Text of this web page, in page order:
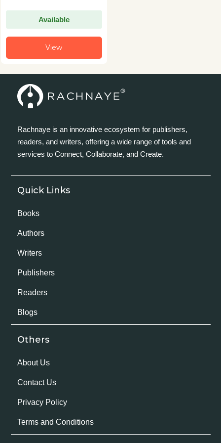
Available
View
Rachnaye is an innovative ecosystem for publishers,
readers, and writers, offering a wide range of tools and
services to Connect, Collaborate, and Create.
Quick Links
Books
Authors
Writers
Publishers
Readers
Blogs
Others
About Us
Contact Us
Privacy Policy
Terms and Conditions